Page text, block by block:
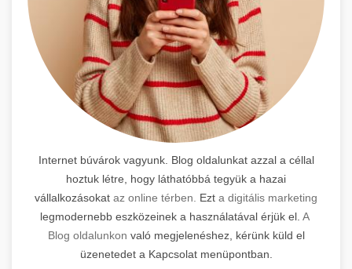
Internet búvárok vagyunk. Blog oldalunkat azzal a céllal
hoztuk létre, hogy láthatóbbá tegyük a hazai
vállalkozásokat az online térben. Ezt a digitális marketing
legmodernebb eszközeinek a használatával érjük el. A
Blog oldalunkon való megjelenéshez, kérünk küld el
üzenetedet a Kapcsolat menüpontban.